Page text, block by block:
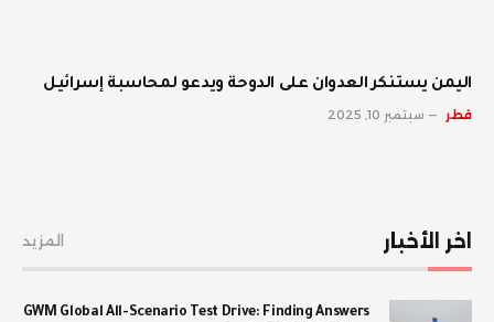
اليمن يستنكر العدوان على الدوحة ويدعو لمحاسبة إسرائيل
قطر سبتمبر 10, 2025
اخر الأخبار المزيد
GWM Global All-Scenario Test Drive: Finding Answers